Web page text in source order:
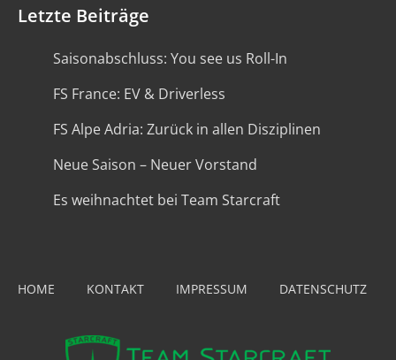
Letzte Beiträge
Saisonabschluss: You see us Roll-In
FS France: EV & Driverless
FS Alpe Adria: Zurück in allen Disziplinen
Neue Saison – Neuer Vorstand
Es weihnachtet bei Team Starcraft
HOME KONTAKT IMPRESSUM DATENSCHUTZ